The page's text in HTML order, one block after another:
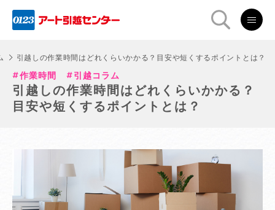
引越しの作業時間はどれくらいかかる？目安や短くするポイントとは？
作業時間 引越コラム
引越しの作業時間はどれくらいかかる？
目安や短くするポイントとは？